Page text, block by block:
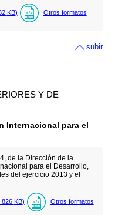
KB) Otros formatos
subir
Y DE
Internacional para el
de la Dirección de la
para el Desarrollo,
del ejercicio 2013 y el
826 KB) Otros formatos